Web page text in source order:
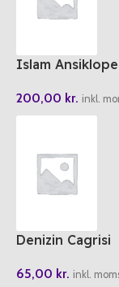
Islam
200,00 kr. inkl.
Denizin Cagrisi
65,00 kr. inkl.